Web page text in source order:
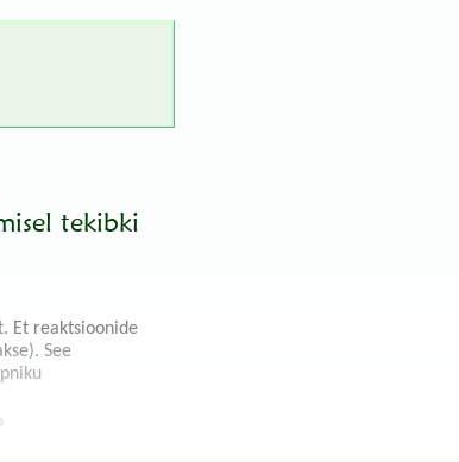
tekibki
Et reaktsioonide
See